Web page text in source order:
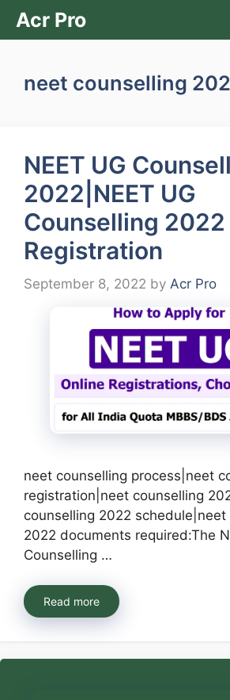
SkipAcr Pro
neet counselling
NEET UG
2022|NEET UG
Counselling 2022
Registration
September 8, 2022 by Acr Pro
neet counselling process|neet
registration|neet counselling
counselling 2022 schedule|neet
2022 documents required:The
Counselling …
Read more